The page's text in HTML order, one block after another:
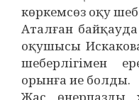
көркемсөз оқу
Аталған
оқушысы
шеберлігімен
орынға ие болды.